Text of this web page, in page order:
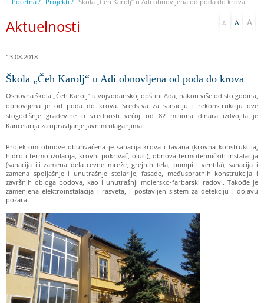
Aktuelnosti
13.08.2018
Škola „Čeh Karolj“ u Adi obnovljena od poda do krova
Osnovna škola „Čeh Karolj“ u vojvođanskoj opštini Ada, nakon više od sto godina,
obnovljena je od poda do krova. Sredstva za sanaciju i rekonstrukciju ove
stogodišnje građevine u vrednosti većoj od 82 miliona dinara izdvojila je
Kancelarija za upravljanje javnim ulaganjima.
Projektom obnove obuhvaćena je sanacija krova i tavana (krovna konstrukcija,
hidro i termo izolacija, krovni pokrivač, oluci), obnova termotehničkih instalacija
(sanacija ili zamena dela cevne mreže, grejnih tela, pumpi i ventila), sanacija i
zamena spoljašnje i unutrašnje stolarije, fasade, međuspratnih konstrukcija i
završnih obloga podova, kao i unutrašnji molersko-farbarski radovi. Takođe je
zamenjena elektroinstalacija i rasveta, i postavljen sistem za detekciju i dojavu
požara.